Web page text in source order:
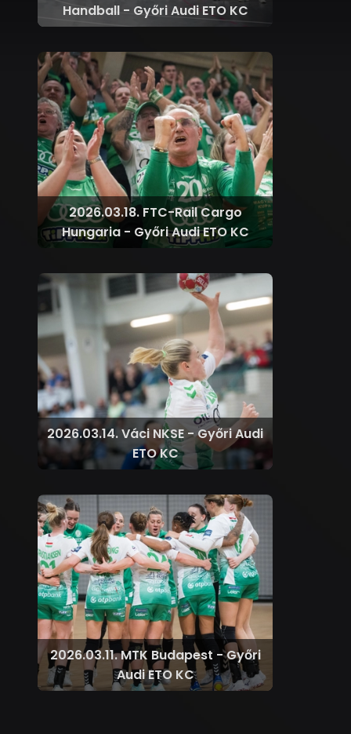
Handball - Győri Audi ETO KC
2026.03.18. FTC-Rail Cargo
Hungaria - Győri Audi ETO KC
2026.03.14. Váci NKSE - Győri Audi
ETO KC
2026.03.11. MTK Budapest - Győri
Audi ETO KC